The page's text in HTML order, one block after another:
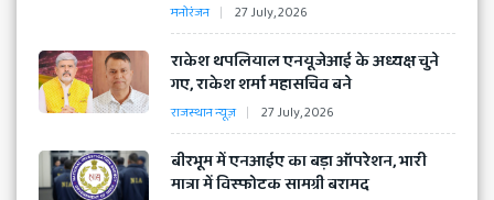
मनोरंजन 27 July, 2026
राकेश थपलियाल एनयूजेआई के अध्यक्ष चुने
गए, राकेश शर्मा महासचिव बने
राजस्थान न्यूज़ 27 July, 2026
​बीरभूम में एनआईए का बड़ा ऑपरेशन, भारी
मात्रा में विस्फोटक सामग्री बरामद